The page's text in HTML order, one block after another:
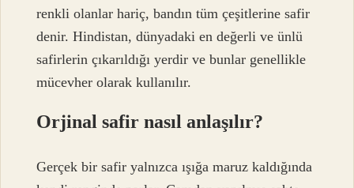
renkli olanlar hariç, bandın tüm çeşitlerine safir
denir. Hindistan, dünyadaki en değerli ve ünlü
safirlerin çıkarıldığı yerdir ve bunlar genellikle
mücevher olarak kullanılır.
Orjinal safir nasıl anlaşılır?
Gerçek bir safir yalnızca ışığa maruz kaldığında